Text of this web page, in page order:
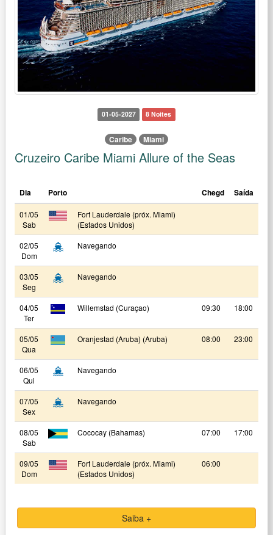
01-05-2027 8 Noites
Caribe Miami
Cruzeiro Caribe Miami Allure of the Seas
Dia Porto Chegd Saída
01/05
Sab
Fort Lauderdale (próx. Miami)
(Estados Unidos)
02/05
Dom
Navegando
03/05
Seg
Navegando
04/05
Ter
Willemstad (Curaçao) 09:30 18:00
05/05
Qua
Oranjestad (Aruba) (Aruba) 08:00 23:00
06/05
Qui
Navegando
07/05
Sex
Navegando
08/05
Sab
Cococay (Bahamas) 07:00 17:00
09/05
Dom
Fort Lauderdale (próx. Miami)
(Estados Unidos)
06:00
Saiba +